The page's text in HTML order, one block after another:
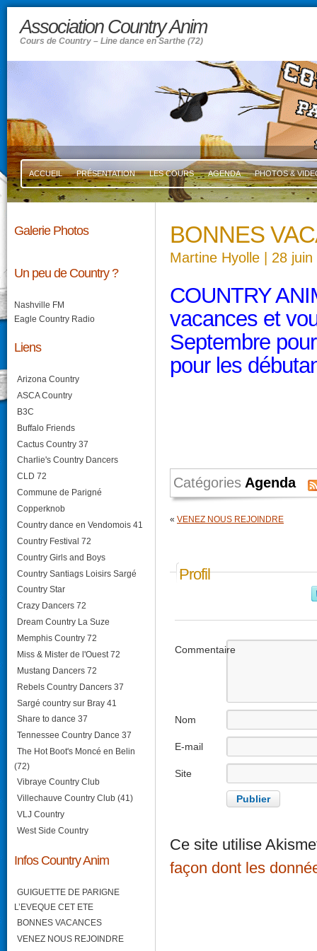
Association Country Anim
Cours de Country – Line dance en Sarthe (72)
ACCUEIL PRÉSENTATION LES COURS AGENDA PHOTOS &
BONNES
Martine Hyolle | 28
COUNTRY
vacances et
Septembre
pour les
Catégories Agenda
« VENEZ NOUS REJOINDRE
Profil
Commentaire
Nom
E-mail
Site
Ce site utilise
façon dont les
Galerie Photos
Un peu de Country ?
Nashville FM
Eagle Country Radio
Liens
Arizona Country
ASCA Country
B3C
Buffalo Friends
Cactus Country 37
Charlie's Country Dancers
CLD 72
Commune de Parigné
Copperknob
Country dance en Vendomois 41
Country Festival 72
Country Girls and Boys
Country Santiags Loisirs Sargé
Country Star
Crazy Dancers 72
Dream Country La Suze
Memphis Country 72
Miss & Mister de l'Ouest 72
Mustang Dancers 72
Rebels Country Dancers 37
Sargé country sur Bray 41
Share to dance 37
Tennessee Country Dance 37
The Hot Boot's Moncé en Belin
(72)
Vibraye Country Club
Villechauve Country Club (41)
VLJ Country
West Side Country
Infos Country Anim
GUIGUETTE DE PARIGNE
L’EVEQUE CET ETE
BONNES VACANCES
VENEZ NOUS REJOINDRE